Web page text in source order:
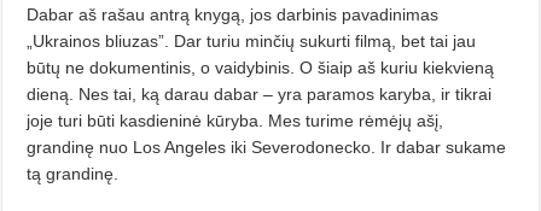
Dabar aš rašau antrą knygą, jos darbinis pavadinimas
„Ukrainos bliuzas”. Dar turiu minčių sukurti filmą, bet tai jau
būtų ne dokumentinis, o vaidy­binis. O šiaip aš kuriu kiekvieną
dieną. Nes tai, ką darau dabar – yra para­mos karyba, ir tikrai
joje turi būti kasdieninė kūryba. Mes turime rėmėjų ašį,
grandinę nuo Los Angeles iki Severodonecko. Ir dabar sukame
tą grandinę.